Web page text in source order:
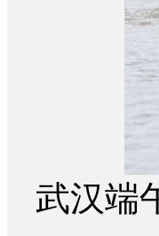
武汉端